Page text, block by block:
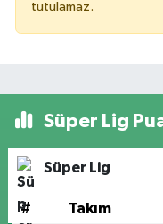
tutulamaz.
Süper Lig
Süper Lig
# Takım